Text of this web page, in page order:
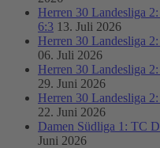
Herren 30 Landesliga
6:3 13. Juli 2026
Herren 30 Landesliga
06. Juli 2026
Herren 30 Landesliga
29. Juni 2026
Herren 30 Landesliga
22. Juni 2026
Damen Südliga 1: TC
Juni 2026